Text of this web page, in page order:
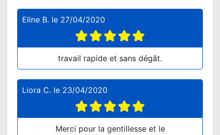
Eline B. le 27/04/2020
travail rapide et sans dégât.
Liora C. le 23/04/2020
Merci pour la gentillesse et le